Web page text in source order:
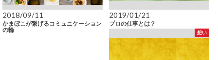
2018/09/11
かまぼこが繋げるコミュニケーション
の輪
2019/01/21
プロの仕事とは？
想い